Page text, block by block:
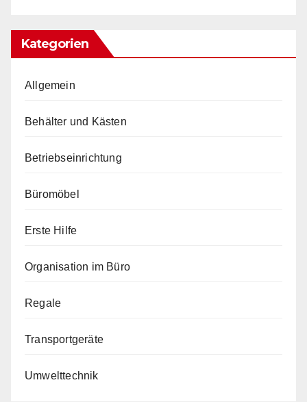
Kategorien
Allgemein
Behälter und Kästen
Betriebseinrichtung
Büromöbel
Erste Hilfe
Organisation im Büro
Regale
Transportgeräte
Umwelttechnik